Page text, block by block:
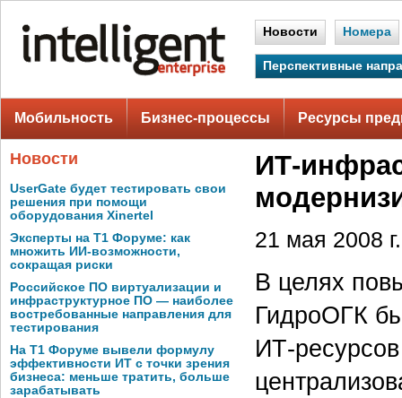
Новости Номера
Перспективные
Мобильность Бизнес-процессы Ресурсы
Новости
UserGate будет тестировать свои
решения при помощи
оборудования Xinertel
Эксперты на Т1 Форуме: как
множить ИИ-возможности,
сокращая риски
Российское ПО виртуализации и
инфраструктурное ПО — наиболее
востребованные направления для
тестирования
На Т1 Форуме вывели формулу
эффективности ИТ с точки зрения
бизнеса: меньше тратить, больше
зарабатывать
ИТ-
21 мая 2008 г.
В целях
ГидроОГК
ИТ-